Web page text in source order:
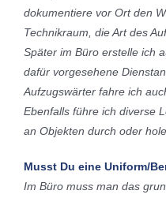
dokumentiere vor Ort den
Technikraum, die Art des
Später im Büro erstelle ich
dafür vorgesehene
Aufzugswärter fahre ich
Ebenfalls führe ich diverse
an Objekten durch oder
Musst Du eine Uniform/
Im Büro muss man das